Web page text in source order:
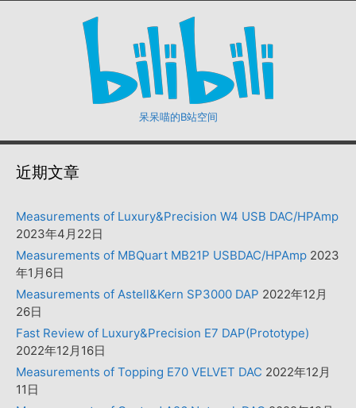
呆呆喵的B站空间
近期文章
Measurements of Luxury&Precision W4 USB DAC/HPAmp
2023年4月22日
Measurements of MBQuart MB21P USBDAC/HPAmp 2023
年1月6日
Measurements of Astell&Kern SP3000 DAP 2022年12月
26日
Fast Review of Luxury&Precision E7 DAP(Prototype)
2022年12月16日
Measurements of Topping E70 VELVET DAC 2022年12月
11日